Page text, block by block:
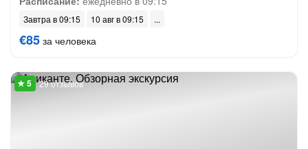
Завтра в 09:15 10 авг в 09:15
€85 за человека
29 отзывов